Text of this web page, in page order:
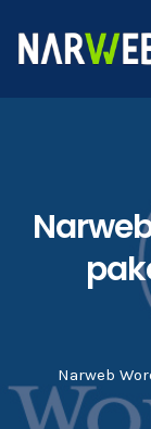
Narweb